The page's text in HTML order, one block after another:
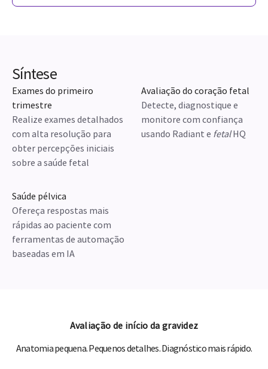
Síntese
Exames do primeiro
trimestre
Realize exames detalhados
com alta resolução para
obter percepções iniciais
sobre a saúde fetal
Avaliação do coração fetal
Detecte, diagnostique e
monitore com confiança
usando Radiant e fetalHQ
Saúde pélvica
Ofereça respostas mais
rápidas ao paciente com
ferramentas de automação
baseadas em IA
Avaliação de início da gravidez
Anatomia pequena. Pequenos detalhes. Diagnóstico mais rápido.